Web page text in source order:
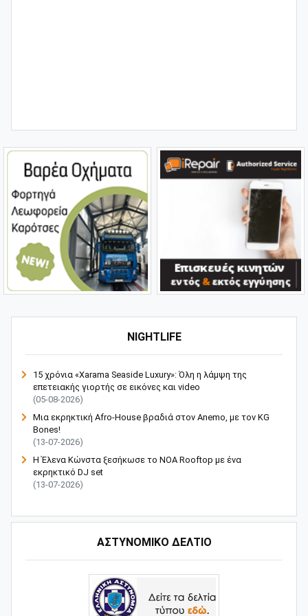
NIGHTLIFE
15 χρόνια «Xarama Seaside Luxury»: Όλη η λάμψη της
επετειακής γιορτής σε εικόνες και video
(05-08-2026)
Μια εκρηκτική Afro-House βραδιά στον Anemo, με τον KG
Bones!
(13-07-2026)
Η Έλενα Κώνστα ξεσήκωσε το NOA Rooftop με ένα
εκρηκτικό DJ set
(13-07-2026)
ΑΣΤΥΝΟΜΙΚΟ ΔΕΛΤΙΟ